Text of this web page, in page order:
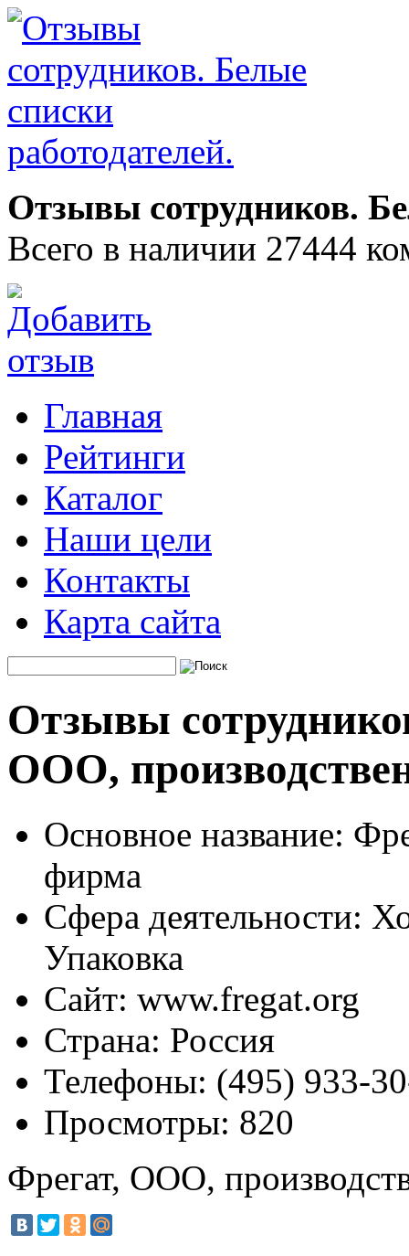
Отзывы сотрудников.
Всего в наличии 27444
Главная
Рейтинги
Каталог
Наши цели
Контакты
Карта сайта
Отзывы
ООО,
Основное название:
фирма
Сфера деятельности:
Упаковка
Сайт: www.fregat.org
Страна: Россия
Телефоны: (495) 933-
Просмотры: 820
Фрегат, ООО,